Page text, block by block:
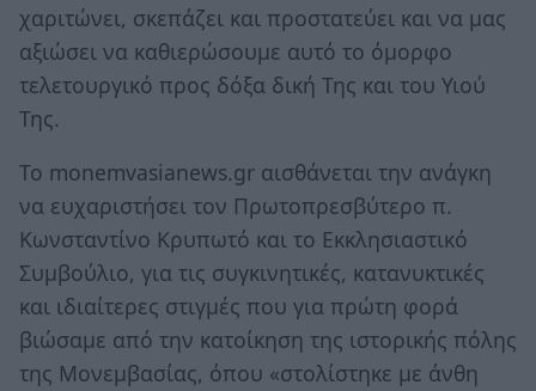
χαριτώνει, σκεπάζει και προστατεύει και να μας
αξιώσει να καθιερώσουμε αυτό το όμορφο
τελετουργικό προς δόξα δική Της και του Υιού
Της.
Το monemvasianews.gr αισθάνεται την ανάγκη
να ευχαριστήσει τον Πρωτοπρεσβύτερο π.
Κωνσταντίνο Κρυπωτό και το Εκκλησιαστικό
Συμβούλιο, για τις συγκινητικές, κατανυκτικές
και ιδιαίτερες στιγμές που για πρώτη φορά
βιώσαμε από την κατοίκηση της ιστορικής πόλης
της Μονεμβασίας, όπου «στολίστηκε με άνθη